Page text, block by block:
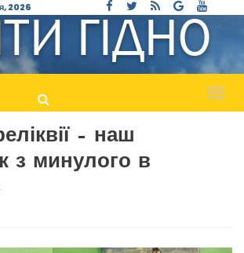
2026
– наш
з минулого в